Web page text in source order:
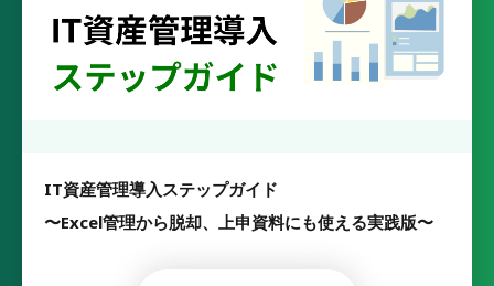
IT資産管理導入ステップガイド
〜Excel管理から脱却、上申資料にも使える実践版〜